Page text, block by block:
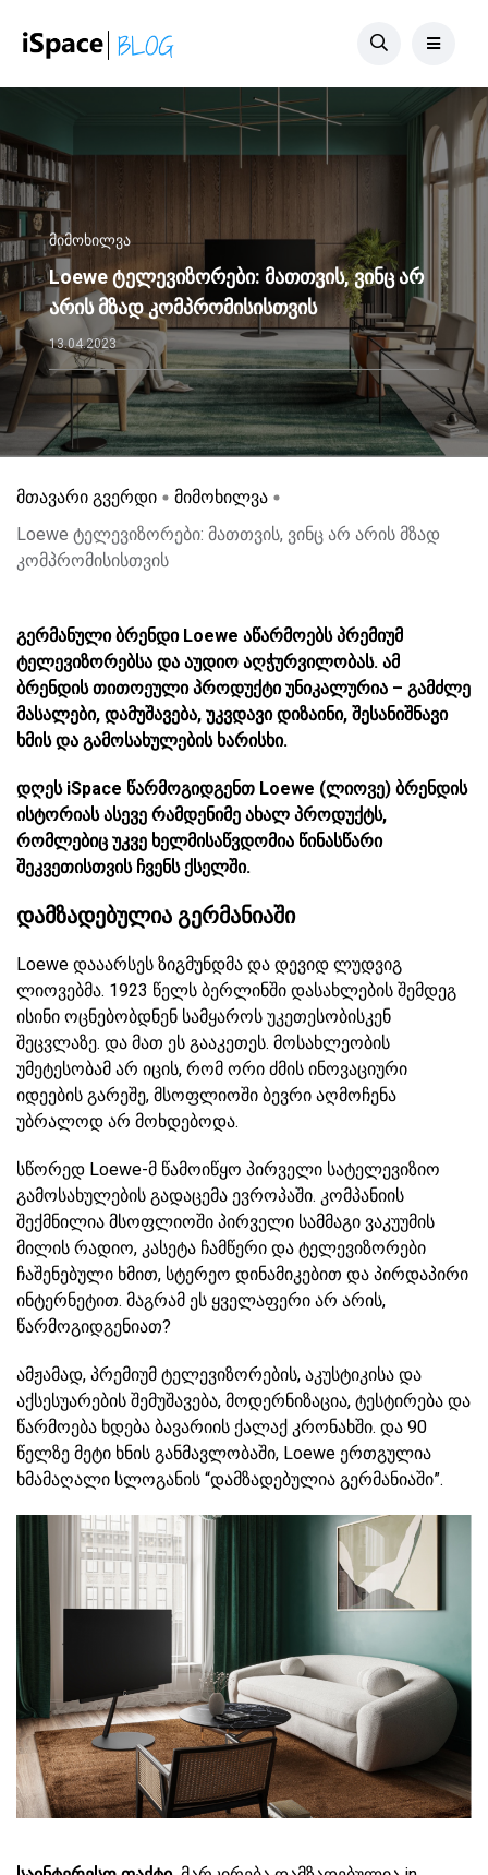
მიმოხილვა
Loewe ტელევიზორები: მათთვის, ვინც არ
არის მზად კომპრომისისთვის
13.04.2023
მთავარი გვერდი
მიმოხილვა
Loewe ტელევიზორები: მათთვის, ვინც არ არის მზად
კომპრომისისთვის
გერმანული ბრენდი Loewe აწარმოებს პრემიუმ
ტელევიზორებსა და აუდიო აღჭურვილობას. ამ
ბრენდის თითოეული პროდუქტი უნიკალურია – გამძლე
მასალები, დამუშავება, უკვდავიდიზაინი, შესანიშნავი
ხმის და გამოსახულების ხარისხი.
დღეს iSpace წარმოგიდგენთ Loewe (ლიოვე) ბრენდის
ისტორიას ასევე რამდენიმე ახალ პროდუქტს,
რომლებიც უკვე ხელმისაწვდომია წინასწარი
შეკვეთისთვის ჩვენს ქსელში.
დამზადებულია გერმანიაში
Loewe დააარსეს ზიგმუნდმა და დევიდ ლუდვიგ
ლიოვებმა. 1923 წელს ბერლინში დასახლების შემდეგ
ისინი ოცნებობდნენ სამყაროს უკეთესობისკენ
შეცვლაზე. და მათ ეს გააკეთეს. მოსახლეობის
უმეტესობამ არ იცის, რომ ორი ძმის ინოვაციური
იდეების გარეშე, მსოფლიოში ბევრი აღმოჩენა
უბრალოდ არ მოხდებოდა.
სწორედ Loewe-მ წამოიწყო პირველი სატელევიზიო
გამოსახულების გადაცემა ევროპაში. კომპანიის
შექმნილია მსოფლიოში პირველი სამმაგი ვაკუუმის
მილის რადიო, კასეტა ჩამწერი და ტელევიზორები
ჩაშენებული ხმით, სტერეო დინამიკებით და პირდაპირი
ინტერნეტით. მაგრამ ეს ყველაფერი არ არის,
წარმოგიდგენიათ?
ამჟამად, პრემიუმ ტელევიზორების, აკუსტიკისა და
აქსესუარების შემუშავება, მოდერნიზაცია, ტესტირება და
წარმოება ხდება ბავარიის ქალაქ კრონახში. და 90
წელზე მეტი ხნის განმავლობაში, Loewe ერთგულია
ხმამაღალი სლოგანის “დამზადებულია გერმანიაში”.